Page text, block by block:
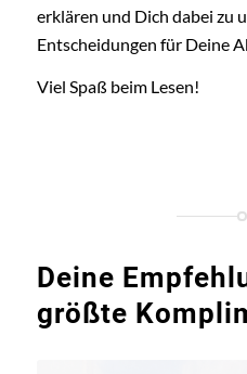
erklären und Dich dabei zu
Entscheidungen für Deine
Viel Spaß beim Lesen!
Deine
größte